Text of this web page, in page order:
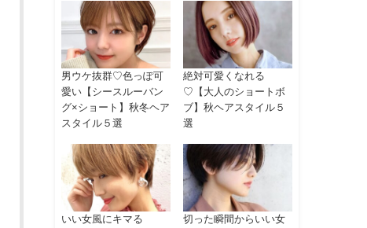
男ウケ抜群♡色っぽ可
愛い【シースルーバン
グ×ショート】秋冬ヘア
スタイル５選
絶対可愛くなれる
♡【大人のショートボ
ブ】秋ヘアスタイル５
選
いい女風にキマる
切った瞬間からいい女